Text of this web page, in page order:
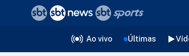
Ao vivo Últimas
voltar
Editorias